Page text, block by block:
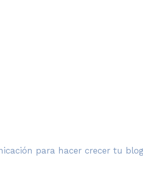
para hacer crecer tu